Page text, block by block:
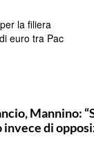
la filiera
euro tra Pac
Mannino:
invece di